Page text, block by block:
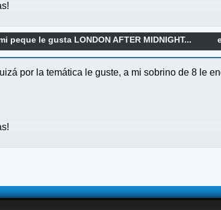
peque le gusta LONDON AFTER MIDNIGHT...
por la temática le guste, a mi sobrino de 8 le